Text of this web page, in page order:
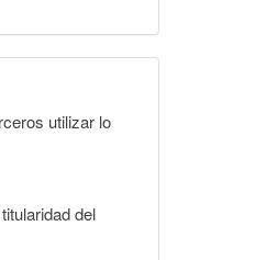
utilizar lo
del